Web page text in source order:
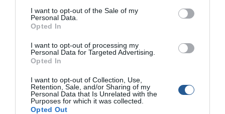
I want to opt-out of the Sale of my
Personal Data.
Opted In
I want to opt-out of processing my
Personal Data for Targeted Advertising.
Opted In
I want to opt-out of Collection, Use,
Retention, Sale, and/or Sharing of my
Personal Data that Is Unrelated with the
Purposes for which it was collected.
Opted Out
νεκροψία- νεκροτομή.
Προανάκριση για το συμβάν διενεργείται από το Κεντρικό
Λιμεναρχείο Θεσσαλονίκης.
Tags
νεκρός ψαράς Θαλάσσιο Ατύχημα
Κεντρικό Λιμεναρχείο Θεσσαλονίκης